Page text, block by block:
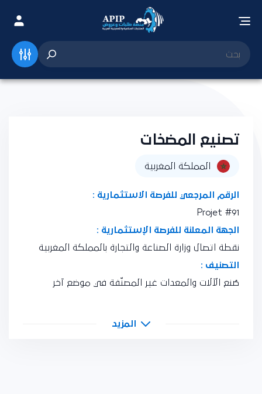
تصنيع المضخات
المملكة المغربية
الرقم المرجعي للفرصة الاستثمارية :
Projet #91
الجهة المعلنة للفرصة الإستثمارية :
نقطة اتصال وزارة الصناعة والتجارة بالمملكة المغربية
التصنيف :
صُنع الآلات والمعدات غير المصنّفة في موضع آخر
المزيد